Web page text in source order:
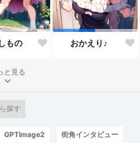
もの おかえり♪
と見る
探す
GPTImage2 街角インタビュー